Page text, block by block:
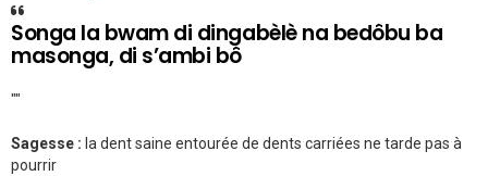
Songa la bwam di dingabèlè na bedôbu ba
masonga, di s’ambi bô
""
Sagesse : la dent saine entourée de dents carriées ne tarde pas à
pourrir